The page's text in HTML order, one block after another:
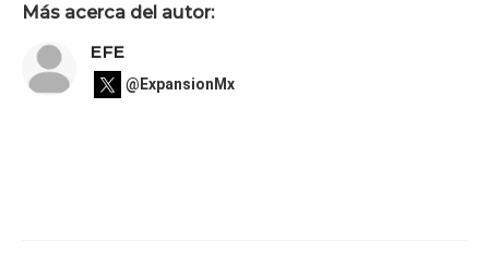
Más acerca del autor:
EFE
@ExpansionMx